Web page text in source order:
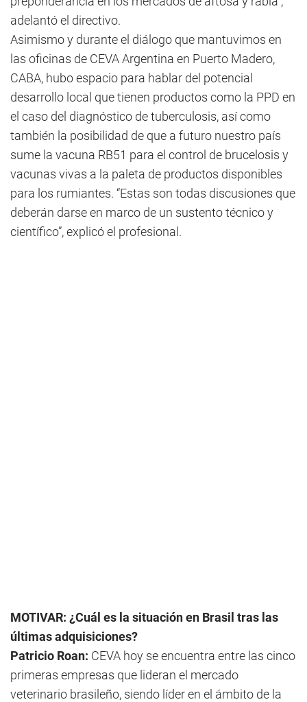
adelantó el directivo.
Asimismo y durante el diálogo que mantuvimos en
las oficinas de CEVA Argentina en Puerto Madero,
CABA, hubo espacio para hablar del potencial
desarrollo local que tienen productos como la PPD en
el caso del diagnóstico de tuberculosis, así como
también la posibilidad de que a futuro nuestro país
sume la vacuna RB51 para el control de brucelosis y
vacunas vivas a la paleta de productos disponibles
para los rumiantes. “Estas son todas discusiones que
deberán darse en marco de un sustento técnico y
científico”, explicó el profesional.
MOTIVAR: ¿Cuál es la situación en Brasil tras las
últimas adquisiciones?
Patricio Roan: CEVA hoy se encuentra entre las cinco
primeras empresas que lideran el mercado
veterinario brasileño, siendo líder en el ámbito de la